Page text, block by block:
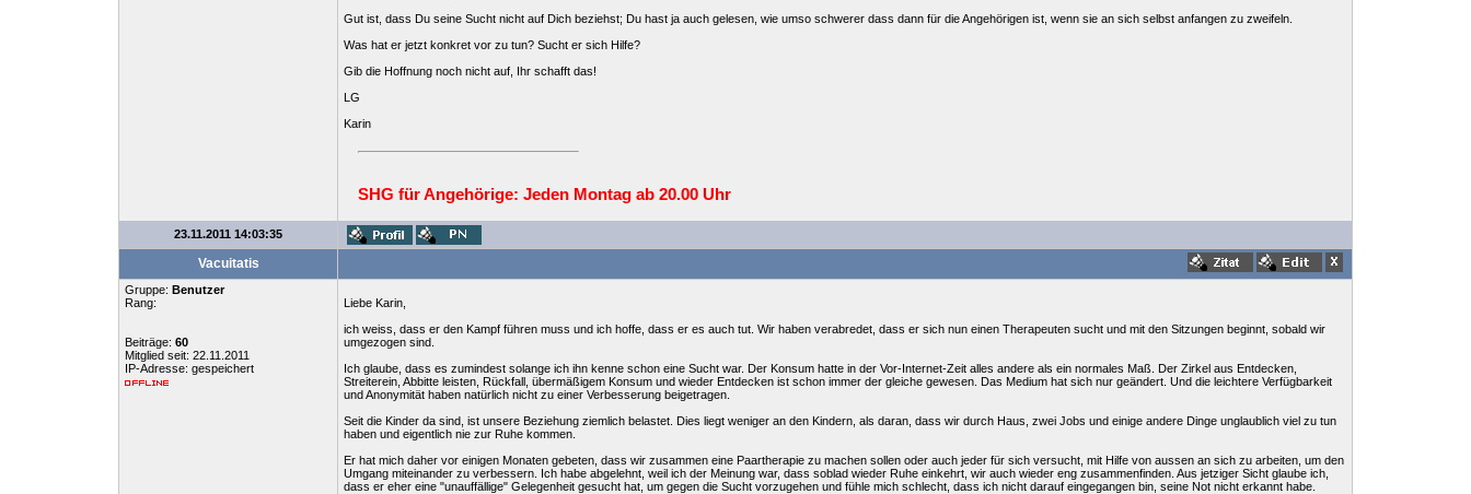
Gut ist, dass Du seine Sucht nicht auf Dich beziehst; Du hast ja auch gelesen, wie umso schwerer dass dann für die Angehörigen ist, wenn sie an sich selbst anfangen zu zweifeln.
Was hat er jetzt konkret vor zu tun? Sucht er sich Hilfe?
Gib die Hoffnung noch nicht auf, Ihr schafft das!
LG
Karin
SHG für Angehörige: Jeden Montag ab 20.00 Uhr
23.11.2011 14:03:35
Vacuitatis
Gruppe: Benutzer
Rang:
Beiträge: 60
Mitglied seit: 22.11.2011
IP-Adresse: gespeichert
Liebe Karin,
ich weiss, dass er den Kampf führen muss und ich hoffe, dass er es auch tut. Wir haben verabredet, dass er sich nun einen Therapeuten sucht und mit den Sitzungen beginnt, sobald wir
umgezogen sind.
Ich glaube, dass es zumindest solange ich ihn kenne schon eine Sucht war. Der Konsum hatte in der Vor-Internet-Zeit alles andere als ein normales Maß. Der Zirkel aus Entdecken,
Streiterein, Abbitte leisten, Rückfall, übermäßigem Konsum und wieder Entdecken ist schon immer der gleiche gewesen. Das Medium hat sich nur geändert. Und die leichtere Verfügbarkeit
und Anonymität haben natürlich nicht zu einer Verbesserung beigetragen.
Seit die Kinder da sind, ist unsere Beziehung ziemlich belastet. Dies liegt weniger an den Kindern, als daran, dass wir durch Haus, zwei Jobs und einige andere Dinge unglaublich viel zu tun
haben und eigentlich nie zur Ruhe kommen.
Er hat mich daher vor einigen Monaten gebeten, dass wir zusammen eine Paartherapie zu machen sollen oder auch jeder für sich versucht, mit Hilfe von aussen an sich zu arbeiten, um den
Umgang miteinander zu verbessern. Ich habe abgelehnt, weil ich der Meinung war, dass soblad wieder Ruhe einkehrt, wir auch wieder eng zusammenfinden. Aus jetziger Sicht glaube ich,
dass er eher eine "unauffällige" Gelegenheit gesucht hat, um gegen die Sucht vorzugehen und fühle mich schlecht, dass ich nicht darauf eingegangen bin, seine Not nicht erkannt habe.